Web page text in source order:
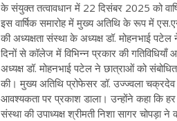
के संयुक्त तत्वावधान में 22 दिसंबर 2025 को
इस वार्षिक समारोह में मुख्य अतिथि के रूप में
की अध्यक्षता संस्था के अध्यक्ष डॉ. मोहनभाई पटेल
दिनों से कॉलेज में विभिन्न प्रकार की
अध्यक्ष डॉ. मोहनभाई पटेल ने छात्राओं को
की। मुख्य अतिथि प्रोफेसर डॉ. उज्ज्वला चक्रदेव
आवश्यकता पर प्रकाश डाला। उन्होंने कहा कि
संस्था की उपाध्यक्ष श्रीमती निशा सागर चोपड़ा